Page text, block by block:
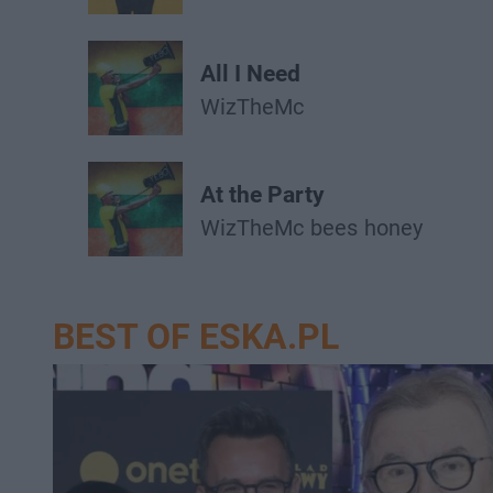
All I Need
WizTheMc
At the Party
WizTheMc bees honey
BEST OF ESKA.PL